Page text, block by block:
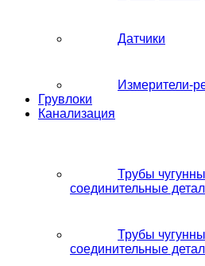
Датчики
Измерители-
Грувлоки
Канализация
Трубы
соединительные
Трубы
соединительные